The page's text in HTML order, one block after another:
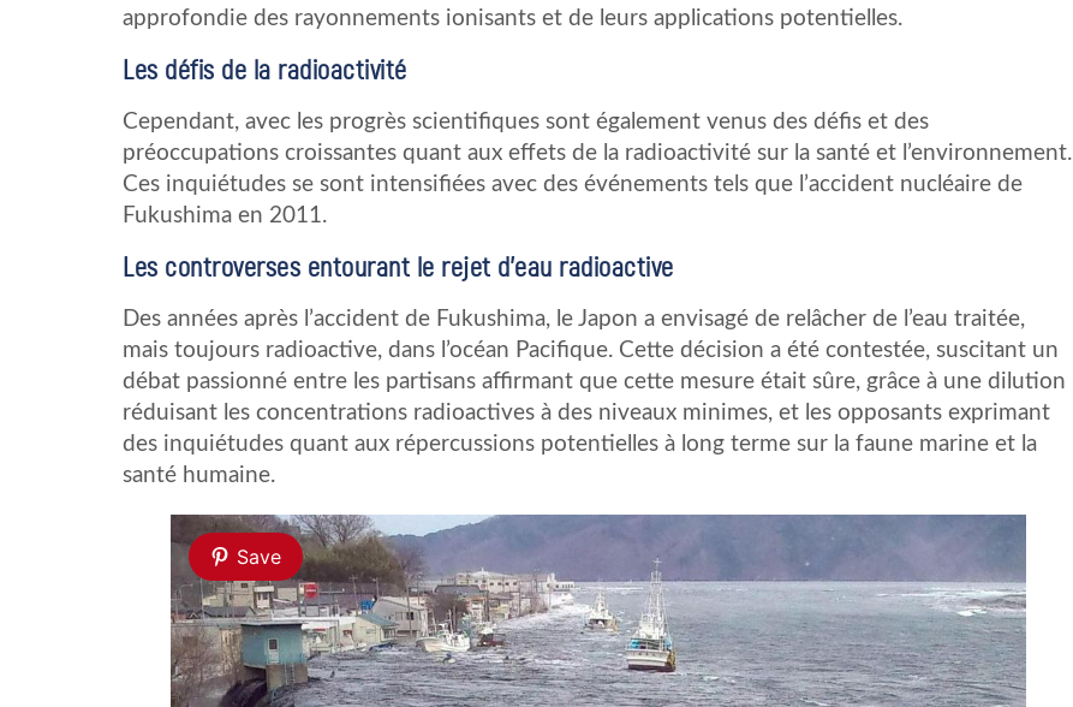
approfondie des rayonnements ionisants et de leurs applications potentielles.
Les défis de la radioactivité
Cependant, avec les progrès scientifiques sont également venus des défis et des
préoccupations croissantes quant aux effets de la radioactivité sur la santé et l’environnement.
Ces inquiétudes se sont intensifiées avec des événements tels que l’accident nucléaire de
Fukushima en 2011.
Les controverses entourant le rejet d’eau radioactive
Des années après l’accident de Fukushima, le Japon a envisagé de relâcher de l’eau traitée,
mais toujours radioactive, dans l’océan Pacifique. Cette décision a été contestée, suscitant un
débat passionné entre les partisans affirmant que cette mesure était sûre, grâce à une dilution
réduisant les concentrations radioactives à des niveaux minimes, et les opposants exprimant
des inquiétudes quant aux répercussions potentielles à long terme sur la faune marine et la
santé humaine.
Save